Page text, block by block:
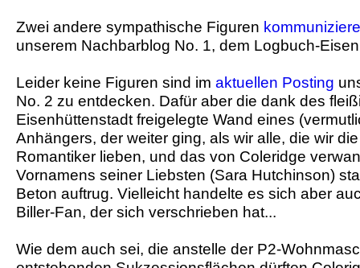
Zwei andere sympathische Figuren
unserem Nachbarblog No. 1, dem Logbuch-
Leider keine Figuren sind im aktuellen Posting
No. 2 zu entdecken. Dafür aber die dank des
Eisenhüttenstadt freigelegte Wand eines
Anhängers, der weiter ging, als wir alle, die wir
Romantiker lieben, und das von Coleridge
Vornamens seiner Liebsten (Sara Hutchinson)
Beton auftrug. Vielleicht handelte es sich aber
Biller-Fan, der sich verschrieben hat...
Wie dem auch sei, die anstelle der P2-